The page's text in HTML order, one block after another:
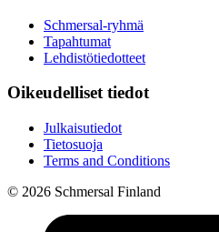
Schmersal-ryhmä
Tapahtumat
Lehdistötiedotteet
Oikeudelliset tiedot
Julkaisutiedot
Tietosuoja
Terms and Conditions
© 2026 Schmersal Finland